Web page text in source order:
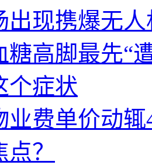
出现携爆无
糖高脚最先“
个症状
业费单价动
？